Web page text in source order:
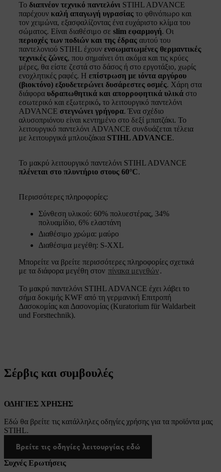
Το διαπνέον τεχνικό παντελόνι STIHL ADVANCE
παρέχουν καλή απαγωγή υγρασίας το φθινόπωρο και
τον χειμώνα, εξασφαλίζοντας ένα ευχάριστο κλίμα του
σώματος. Είναι διαθέσιμο σε slim εφαρμογή. Οι
περιοχές των ποδιών και της έδρας αυτού του
παντελονιού STIHL έχουν ενσωματωμένες θερμαντικές
τεχνικές ζώνες, που σημαίνει ότι ακόμα και τις κρύες
μέρες, θα είστε ζεστά στο δάσος ή στο εργοτάξιο, χωρίς
ενοχλητικές ραφές. Η επίστρωση με ιόντα αργύρου
(βιοκτόνο) εξουδετερώνει δυσάρεστες οσμές. Χάρη στα
διάφορα υδραπωθητικά και απορροφητικά υλικά στο
εσωτερικό και εξωτερικό, το λειτουργικό παντελόνι
ADVANCE στεγνώνει γρήγορα. Ένα σχέδιο
αλυσοπριόνου είναι κεντημένο στο δεξί μπατζάκι. Το
λειτουργικό παντελόνι ADVANCE συνδυάζεται τέλεια
με λειτουργικά μπλουζάκια STIHL ADVANCE.
Το μακρύ λειτουργικό παντελόνι STIHL ADVANCE
πλένεται στο πλυντήριο στους 60°C.
Περισσότερες πληροφορίες:
Σύνθεση υλικού: 60% πολυεστέρας, 34%
πολυαμίδιο, 6% ελαστάνη
Διαθέσιμο χρώμα: μαύρο
Διαθέσιμα μεγέθη: S-XXL
Μπορείτε να βρείτε περισσότερες πληροφορίες σχετικά
με τα διάφορα μεγέθη στον πίνακα μεγεθών.
Το μακρύ παντελόνι STIHL ADVANCE έχει λάβει το
σήμα δοκιμής KWF από τη γερμανική Επιτροπή
Δασοκομίας και Δασονομίας (Kuratorium für Waldarbeit
und Forsttechnik).
Σέρβις και συμβουλές
ΟΔΗΓΙΕΣ ΧΡΗΣΗΣ
Εδώ θα βρείτε τις κατάλληλες οδηγίες χρήσης για τα προϊόντα μας
STIHL.
Βρείτε τις οδηγίες λειτουργίας εδώ
Συχνές Ερωτήσεις